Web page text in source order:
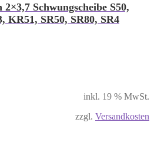
2×3,7 Schwungscheibe S50,
KR51, SR50, SR80, SR4
inkl. 19 % MwSt.
zzgl. Versandkosten